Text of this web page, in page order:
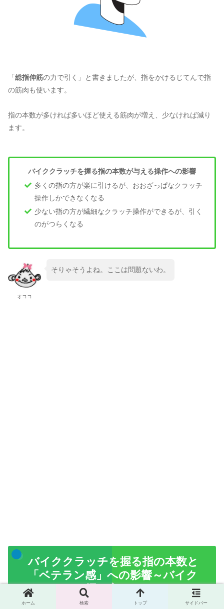
「 総指伸筋の力で引く」と書きましたが、指をかけるじてんで指
の筋肉も使います。
指の本数が多ければ多いほど使える筋肉が増え、少なければ減り
ます。
バイククラッチを握る指の本数が与える操作への影響
多くの指の方が楽に引けるが、おおざっぱなクラッチ
操作しかできなくなる
少ない指の方が繊細なクラッチ操作ができるが、引く
のがつらくなる
オココ
そりゃそうよね。ここは問題ないわ。
バイククラッチを握る指の本数と
「ベテラン感」への影響～バイク
クラッチの握り方～
ホーム 検索 トップ サイドバー